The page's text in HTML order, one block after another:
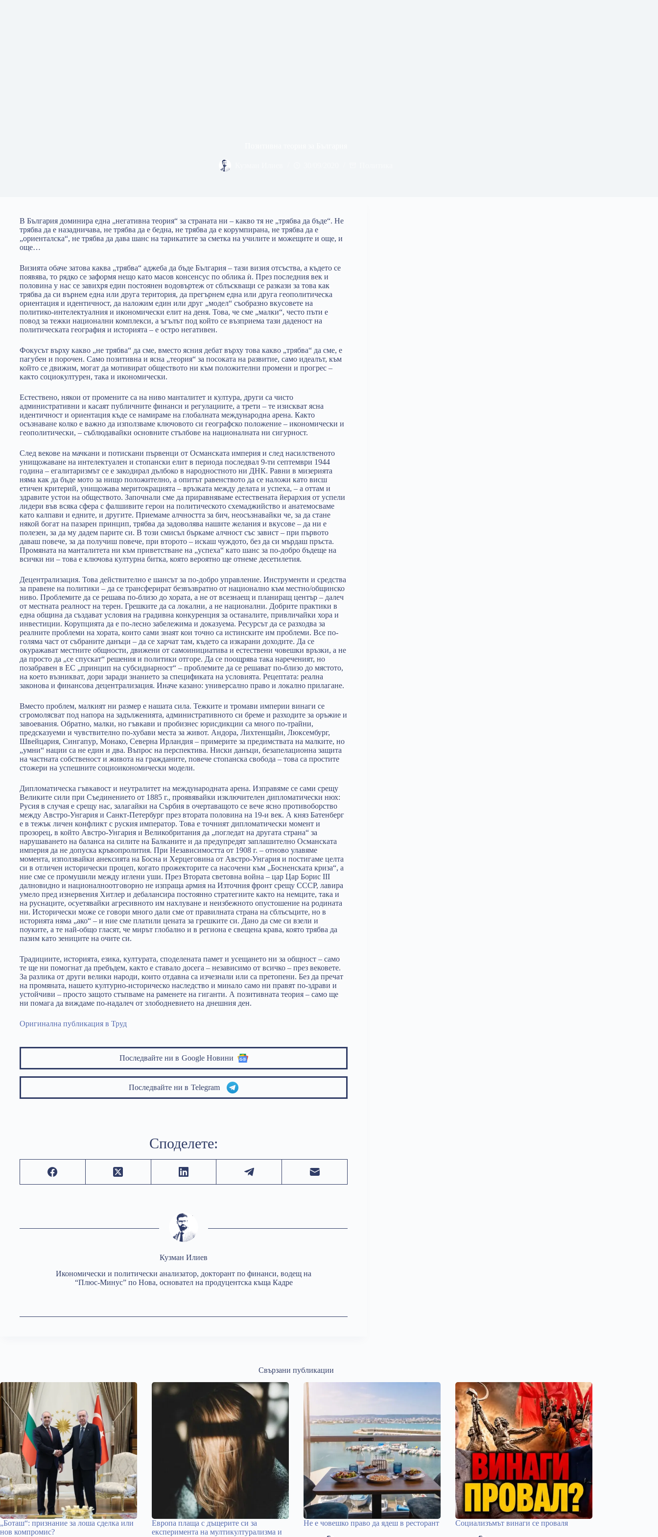
В България доминира една „негативна теория“ за страната ни – какво тя не „трябва да бъде“. Не
трябва да е назадничава, не трябва да е бедна, не трябва да е корумпирана, не трябва да е
„ориенталска“, не трябва да дава шанс на тарикатите за сметка на училите и можещите и още, и
още…
Визията обаче затова каква „трябва“ аджеба да бъде България – тази визия отсъства, а където се
появява, то рядко се заформя нещо като масов консенсус по облика ѝ. През последния век и
половина у нас се завихря един постоянен водовъртеж от сблъскващи се разкази за това как
трябва да си върнем една или друга територия, да прегърнем една или друга геополитическа
ориентация и идентичност, да наложим един или друг „модел“ съобразно вкусовете на
политико-интелектуалния и икономически елит на деня. Това, че сме „малки“, често пъти е
повод за тежки национални комплекси, а ъгълът под който се възприема тази даденост на
политическата география и историята – е остро негативен.
Фокусът върху какво „не трябва“ да сме, вместо ясния дебат върху това какво „трябва“ да сме, е
пагубен и порочен. Само позитивна и ясна „теория“ за посоката на развитие, само идеалът, към
който се движим, могат да мотивират обществото ни към положителни промени и прогрес –
както социокултурен, така и икономически.
Естествено, някои от промените са на ниво манталитет и култура, други са чисто
административни и касаят публичните финанси и регулациите, а трети – те изискват ясна
идентичност и ориентация къде се намираме на глобалната международна арена. Както
осъзнаване колко е важно да използваме ключовото си географско положение – икономически и
геополитически, – съблюдавайки основните стълбове на националната ни сигурност.
След векове на мачкани и потискани първенци от Османската империя и след насилственото
унищожаване на интелектуален и стопански елит в периода последвал 9-ти септември 1944
година – егалитаризмът се е закодирал дълбоко в народностното ни ДНК. Равни в мизерията
няма как да бъде мото за нищо положително, а опитът равенството да се наложи като висш
етичен критерий, унищожава меритокрацията – връзката между делата и успеха, – а оттам и
здравите устои на обществото. Започнали сме да приравняваме естествената йерархия от успели
лидери във всяка сфера с фалшивите герои на политическото схемаджийство и анатемосваме
като калпави и едните, и другите. Приемаме алчността за бич, неосъзнавайки че, за да стане
някой богат на пазарен принцип, трябва да задоволява нашите желания и вкусове – да ни е
полезен, за да му дадем парите си. В този смисъл бъркаме алчност със завист – при първото
даваш повече, за да получиш повече, при второто – искаш чуждото, без да си мърдаш пръста.
Промяната на манталитета ни към приветстване на „успеха“ като шанс за по-добро бъдеще на
всички ни – това е ключова културна битка, която вероятно ще отнеме десетилетия.
Децентрализация. Това действително е шансът за по-добро управление. Инструменти и средства
за правене на политики – да се трансферират безвъзвратно от национално към местно/общинско
ниво. Проблемите да се решава по-близо до хората, а не от всезнаещ и планиращ център – далеч
от местната реалност на терен. Грешките да са локални, а не национални. Добрите практики в
една община да създават условия на градивна конкуренция за останалите, привличайки хора и
инвестиции. Корупцията да е по-лесно забележима и доказуема. Ресурсът да се разходва за
реалните проблеми на хората, които сами знаят кои точно са истинските им проблеми. Все по-
голяма част от събраните данъци – да се харчат там, където са изкарани доходите. Да се
окуражават местните общности, движени от самоинициатива и естествени човешки връзки, а не
да просто да „се спускат“ решения и политики отгоре. Да се поощрява така нареченият, но
позабравен в ЕС „принцип на субсидиарност“ – проблемите да се решават по-близо до мястото,
на което възникват, дори заради знанието за спецификата на условията. Рецептата: реална
законова и финансова децентрализация. Иначе казано: универсално право и локално прилагане.
Вместо проблем, малкият ни размер е нашата сила. Тежките и тромави империи винаги се
сгромолясват под напора на задълженията, административното си бреме и разходите за оръжие и
завоевания. Обратно, малки, но гъвкави и пробизнес юрисдикции са много по-трайни,
предсказуеми и чувствително по-хубави места за живот. Андора, Лихтенщайн, Люксембург,
Швейцария, Сингапур, Монако, Северна Ирландия – примерите за предимствата на малките, но
„умни“ нации са не един и два. Въпрос на перспектива. Ниски данъци, безапелационна защита
на частната собственост и живота на гражданите, повече стопанска свобода – това са простите
стожери на успешните социоикономически модели.
Дипломатическа гъвкавост и неутралитет на международната арена. Изправяме се сами срещу
Великите сили при Съединението от 1885 г., проявявайки изключителен дипломатически нюх:
Русия в случая е срещу нас, залагайки на Сърбия в очертаващото се вече ясно противоборство
между Австро-Унгария и Санкт-Петербург през втората половина на 19-и век. А княз Батенберг
е в тежък личен конфликт с руския император. Това е точният дипломатически момент и
прозорец, в който Австро-Унгария и Великобритания да „погледат на другата страна“ за
нарушаването на баланса на силите на Балканите и да предупредят заплашително Османската
империя да не допуска кръвопролития. При Независимостта от 1908 г. – отново улавяме
момента, използвайки анексията на Босна и Херцеговина от Австро-Унгария и постигаме целта
си в отличен исторически процеп, когато прожекторите са насочени към „Босненската криза“, а
ние сме се промушили между иглени уши. През Втората световна война – цар Цар Борис III
далновидно и националноотговорно не изпраща армия на Източния фронт срещу СССР, лавира
умело пред изнервения Хитлер и дебалансира постоянно стратегиите както на немците, така и
на руснаците, осуетявайки агресивното им нахлуване и неизбежното опустошение на родината
ни. Исторически може се говори много дали сме от правилната страна на сблъсъците, но в
историята няма „ако“ – и ние сме платили цената за грешките си. Дано да сме си взели и
поуките, а те най-общо гласят, че мирът глобално и в региона е свещена крава, която трябва да
пазим като зениците на очите си.
Традициите, историята, езика, културата, споделената памет и усещането ни за общност – само
те ще ни помогнат да пребъдем, както е ставало досега – независимо от всичко – през вековете.
За разлика от други велики народи, които отдавна са изчезнали или са претопени. Без да пречат
на промяната, нашето културно-историческо наследство и минало само ни правят по-здрави и
устойчиви – просто защото стъпваме на раменете на гиганти. А позитивната теория – само ще
ни помага да виждаме по-надалеч от злободневието на днешния ден.
Оригинална публикация в Труд
Последвайте ни в Google Новини
Последвайте ни в Telegram
Споделете:
Кузман Илиев
Икономически и политически анализатор, докторант по финанси, водещ на
“Плюс-Минус” по Нова, основател на продуцентска къща Кадре
Свързани публикации
„Боташ“: признание за лоша сделка или
нов компромис?
Европа плаща с дъщерите си за
експеримента на мултикултурализма и
Не е човешко право да ядеш в ресторант Социализъмът винаги се проваля